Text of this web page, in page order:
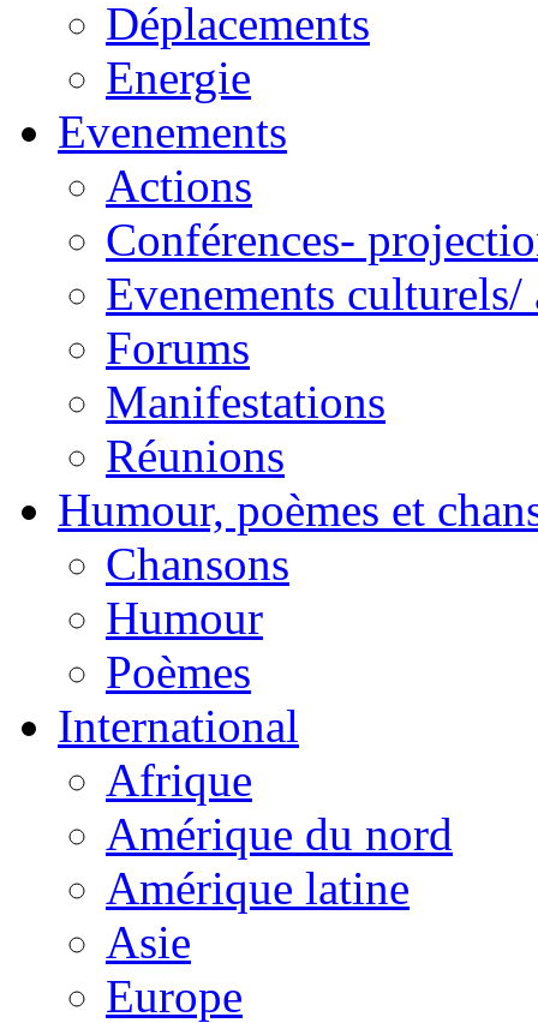
Déplacements
Energie
Evenements
Actions
Conférences-
Evenements culturels/
Forums
Manifestations
Réunions
Humour, poèmes et
Chansons
Humour
Poèmes
International
Afrique
Amérique du nord
Amérique latine
Asie
Europe